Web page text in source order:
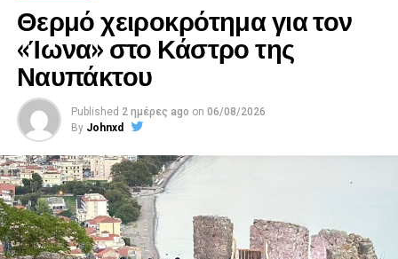
Θερμό χειροκρότημα για τον
«Ίωνα» στο Κάστρο της
Ναυπάκτου
Published 2 ημέρες ago on 06/08/2026
By Johnxd